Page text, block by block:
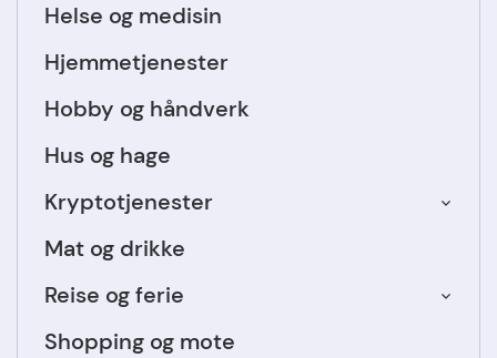
Helse og medisin
Hjemmetjenester
Hobby og håndverk
Hus og hage
Kryptotjenester
Mat og drikke
Reise og ferie
Shopping og mote